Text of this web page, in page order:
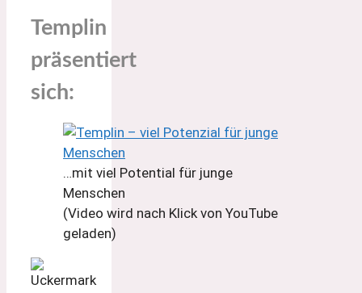
Templin
präsentiert
sich:
…mit viel Potential für junge
Menschen
(Video wird nach Klick von YouTube
geladen)